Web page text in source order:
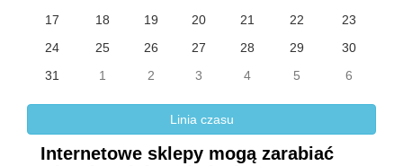
17
18 19 20 21 22
23
24
25 26 27 28 29
30
31
1 2 3 4 5 6
Linia czasu
Internetowe sklepy mogą zarabiać